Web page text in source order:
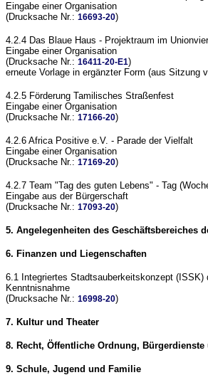
Eingabe einer Organisation
(Drucksache Nr.: 16693-20)
4.2.4 Das Blaue Haus - Projektraum im
Eingabe einer Organisation
(Drucksache Nr.: 16411-20-E1)
erneute Vorlage in ergänzter Form (aus Sitzung
4.2.5 Förderung Tamilisches Straßenfest
Eingabe einer Organisation
(Drucksache Nr.: 17166-20)
4.2.6 Africa Positive e.V. - Parade der Vielfalt
Eingabe einer Organisation
(Drucksache Nr.: 17169-20)
4.2.7 Team "Tag des guten Lebens" - Tag
Eingabe aus der Bürgerschaft
(Drucksache Nr.: 17093-20)
5. Angelegenheiten des Geschäftsbereiches
6. Finanzen und Liegenschaften
6.1 Integriertes Stadtsauberkeitskonzept (ISSK)
Kenntnisnahme
(Drucksache Nr.: 16998-20)
7. Kultur und Theater
8. Recht, Öffentliche Ordnung, Bürgerdienste
9. Schule, Jugend und Familie